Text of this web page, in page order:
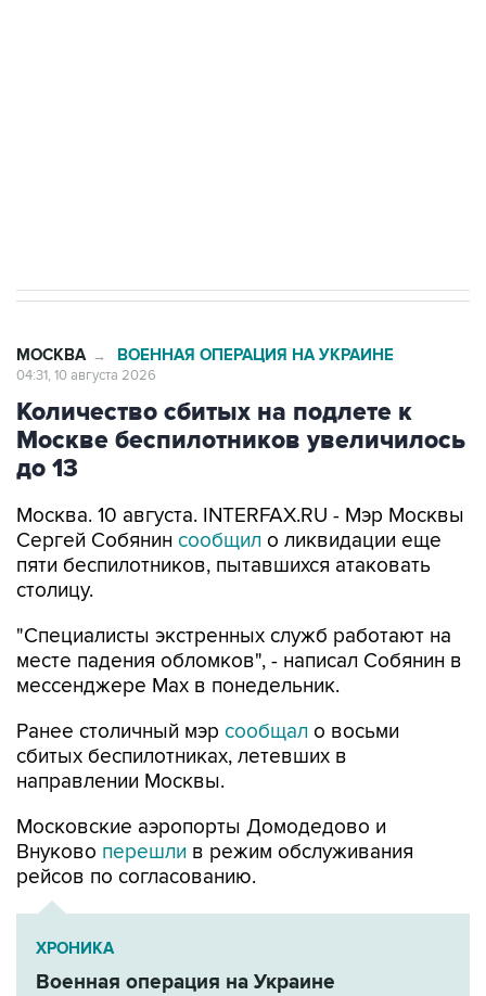
МОСКВА → ВОЕННАЯ ОПЕРАЦИЯ НА УКРАИНЕ
04:31, 10 августа 2026
Количество сбитых на подлете к
Москве беспилотников увеличилось
до 13
Москва. 10 августа. INTERFAX.RU - Мэр Москвы
Сергей Собянин сообщил о ликвидации еще
пяти беспилотников, пытавшихся атаковать
столицу.
"Специалисты экстренных служб работают на
месте падения обломков", - написал Собянин в
мессенджере Max в понедельник.
Ранее столичный мэр сообщал о восьми
сбитых беспилотниках, летевших в
направлении Москвы.
Московские аэропорты Домодедово и
Внуково перешли в режим обслуживания
рейсов по согласованию.
ХРОНИКА
Военная операция на Украине